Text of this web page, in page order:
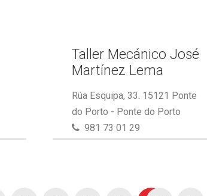
Taller Mecánico José
Martínez Lema
Rúa Esquipa, 33. 15121 Ponte
do Porto - Ponte do Porto
981 73 01 29